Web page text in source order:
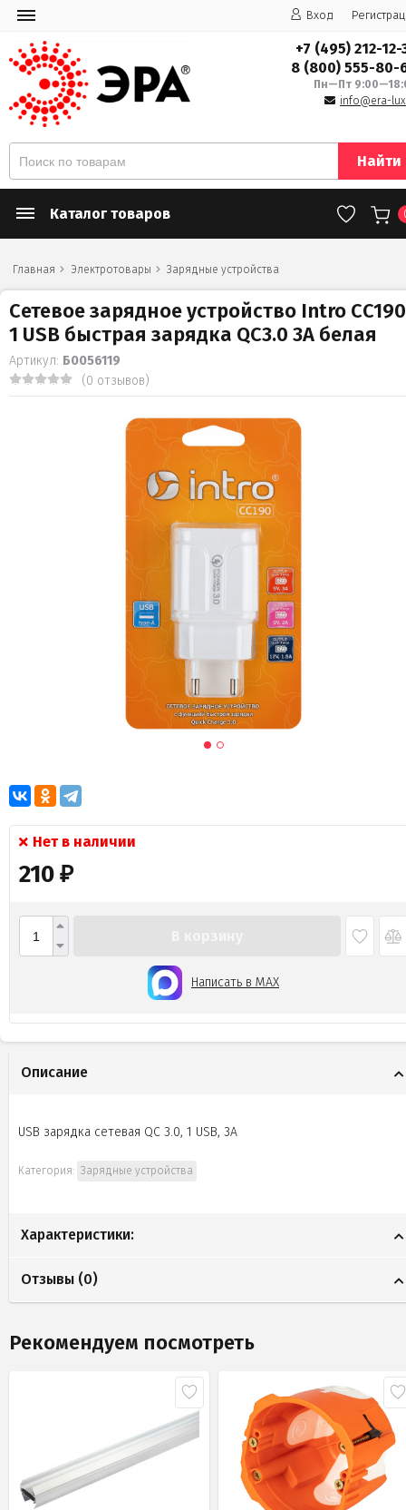
Вход
+7 (495) 212-12-
8 (800) 555-80-
Пн—Пт
info@era-
Найти
Каталог товаров
Главная Электротовары Зарядные устройства
Сетевое зарядное устройство Intro CC190
1 USB быстрая зарядка QC3.0 3A белая
Артикул: Б0056119
(0 отзывов)
Нет в наличии
210 ₽
Написать в MAX
Описание
USB зарядка сетевая QC 3.0, 1 USB, 3A
Категория: Зарядные устройства
Характеристики:
Отзывы (0)
Рекомендуем посмотреть